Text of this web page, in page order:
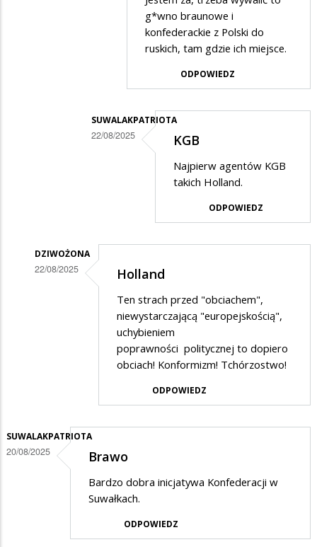
Brawo
Konfederacja
g*wno braunowe i
konfederackie z Polski do
ruskich, tam gdzie ich miejsce.
ODPOWIEDZ
SUWALAKPATRIOTA
22/08/2025
na
jestem
KGB
Najpierw agentów KGB
takich Holland.
ODPOWIEDZ
DZIWOŻONA
22/08/2025
(*)
Holland
Ten strach przed "obciachem",
niewystarczającą "europejskością",
uchybieniem
poprawności politycznej to dopiero
obciach! Konformizm! Tchórzostwo!
ODPOWIEDZ
SUWALAKPATRIOTA
20/08/2025 Brawo
Bardzo dobra inicjatywa Konfederacji w
Suwałkach.
ODPOWIEDZ